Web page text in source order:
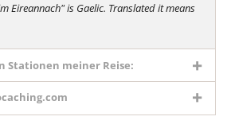
Eireannach" is Gaelic. Translated it means
Stationen meiner Reise: